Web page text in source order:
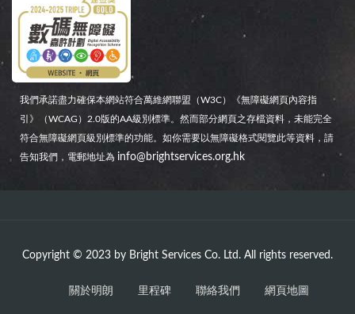
我們承諾盡力確保本網站符合萬維網聯盟（W3C）《無障礙網頁內容指
引》（WCAG）2.0版的AA級別標準。然而部分網頁之存檔資料，未能完全
符合無障礙網頁級別標準的功能。如你需要以無障礙格式閱覽此等資料，請
告知我們，電郵地址為 info@brightservices.org.hk
Copyright © 2023 by Bright Services Co. Ltd. All rights reserved.
關於明朗 里程碑 聯絡我們 網頁地圖